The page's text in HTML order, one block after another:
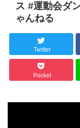
ス #運動会ダ
ゃんねる
Twitter
Pocket